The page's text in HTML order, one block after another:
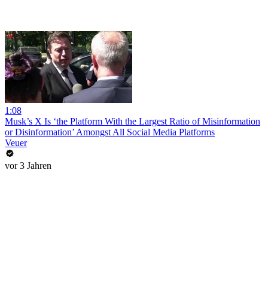
1:08
Musk’s X Is ‘the Platform With the Largest Ratio of Misinformation
or Disinformation’ Amongst All Social Media Platforms
Veuer
vor 3 Jahren